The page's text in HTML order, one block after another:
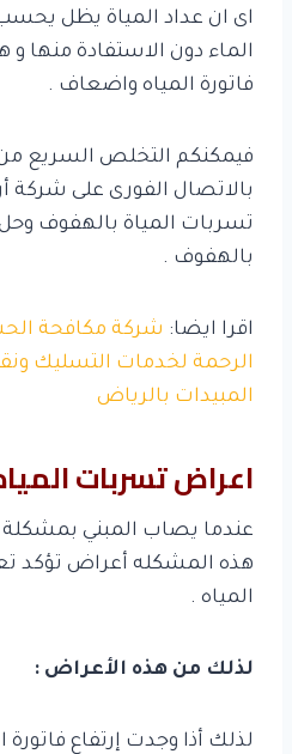
اى ان عداد المياة يظل
الماء دون الاستفادة منها
فاتورة المياه واضعاف .
فيمكنكم التخلص السريع
بالاتصال الفورى على
تسربات المياة بالهفوف وحل
بالهفوف .
اقرا ايضا: شركة مكافحة
الرحمة لخدمات التسليك
المبيدات بالرياض
اعراض تسربات
عندما يصاب المبني
هذه المشكله أعراض تؤكد
المياه .
لذلك من هذه الأعراض :
لذلك أذا وجدت إرتفاع